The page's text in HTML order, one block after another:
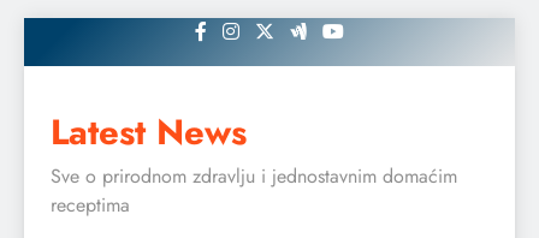
to
Latest News
Sve o prirodnom zdravlju i jednostavnim domaćim
receptima